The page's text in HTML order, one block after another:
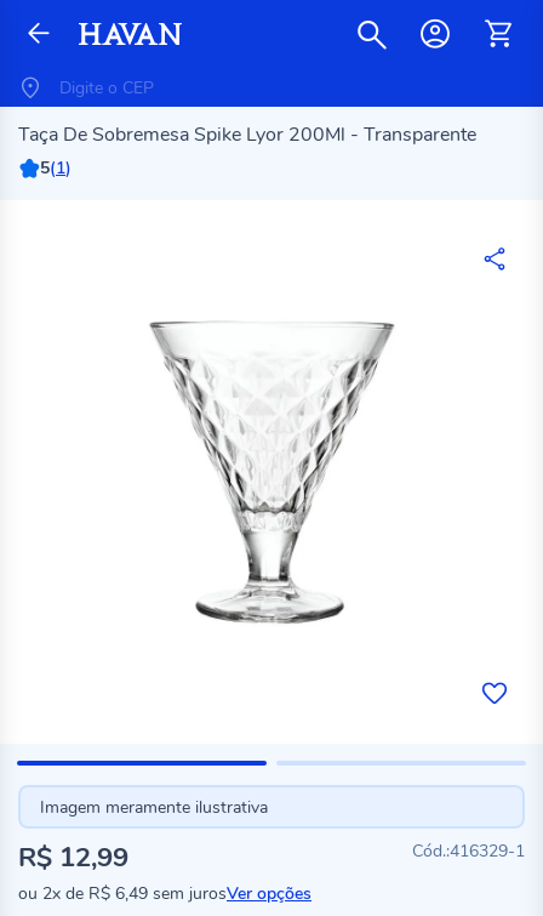
Taça De Sobremesa Spike Lyor 200Ml - Transparente
5(1)
Imagem meramente ilustrativa
416329-1
R$ 12,99
ou 2x de R$ 6,49 sem jurosVer opções